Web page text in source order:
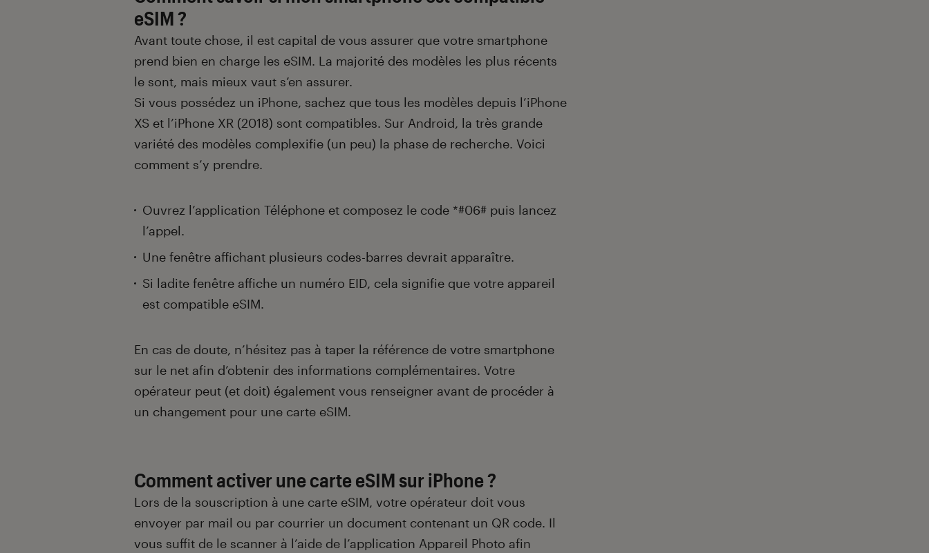
eSIM ?
Avant toute chose, il est capital de vous assurer que votre smartphone
prend bien en charge les eSIM. La majorité des modèles les plus récents
le sont, mais mieux vaut s’en assurer.
Si vous possédez un iPhone, sachez que tous les modèles depuis l’iPhone
XS et l’iPhone XR (2018) sont compatibles. Sur Android, la très grande
variété des modèles complexifie (un peu) la phase de recherche. Voici
comment s’y prendre.
Ouvrez l’application Téléphone et composez le code *#06# puis lancez
l’appel.
Une fenêtre affichant plusieurs codes-barres devrait apparaître.
Si ladite fenêtre affiche un numéro EID, cela signifie que votre appareil
est compatible eSIM.
En cas de doute, n’hésitez pas à taper la référence de votre smartphone
sur le net afin d’obtenir des informations complémentaires. Votre
opérateur peut (et doit) également vous renseigner avant de procéder à
un changement pour une carte eSIM.
Comment activer une carte eSIM sur iPhone ?
Lors de la souscription à une carte eSIM, votre opérateur doit vous
envoyer par mail ou par courrier un document contenant un QR code. Il
vous suffit de le scanner à l’aide de l’application Appareil Photo afin